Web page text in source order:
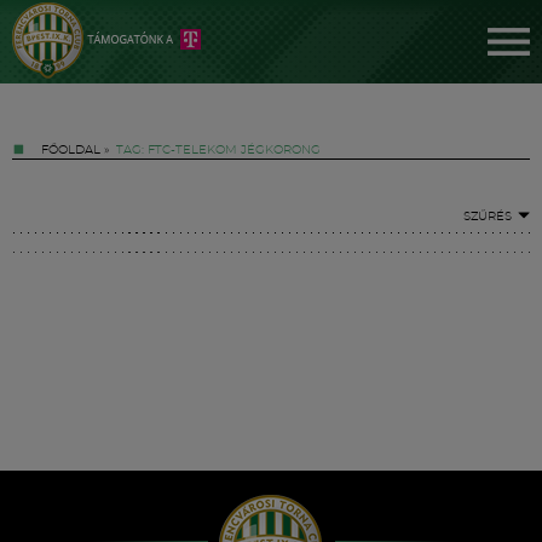
FŐOLDAL » TAG: FTC-TELEKOM JÉGKORONG
SZŰRÉS
Hírek